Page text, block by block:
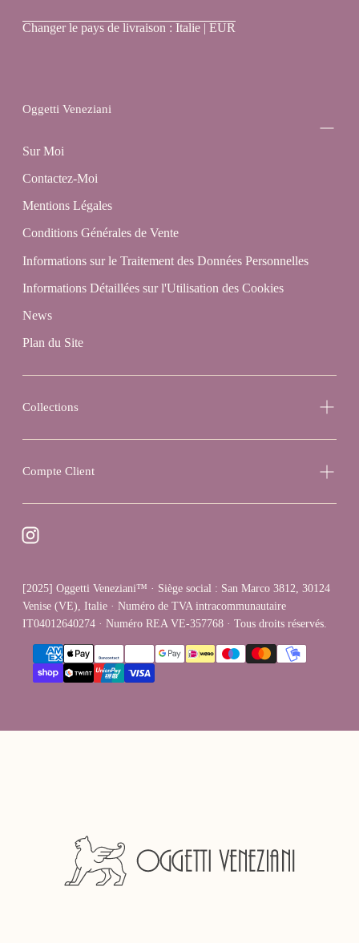
Veneziani
Changer le pays de livraison : Italie | EUR
Oggetti Veneziani
Sur Moi
Contactez-Moi
Mentions Légales
Conditions Générales de Vente
Informations sur le Traitement des Données Personnelles
Informations Détaillées sur l'Utilisation des Cookies
News
Plan du Site
Collections
Compte Client
[2025] Oggetti Veneziani™ · Siège social : San Marco 3812, 30124
Venise (VE), Italie · Numéro de TVA intracommunautaire
IT04012640274 · Numéro REA VE-357768 · Tous droits réservés.
{"title"=>"Méthodes
de
paiement"}